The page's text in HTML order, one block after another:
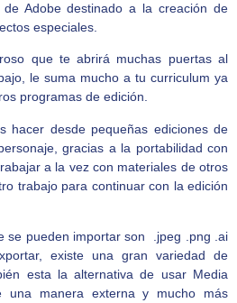
Adobe destinado a la creación de
especiales.
que te abrirá muchas puertas al
le suma mucho a tu curriculum ya
programas de edición.
hacer desde pequeñas ediciones de
gracias a la portabilidad con
a la vez con materiales de otros
trabajo para continuar con la edición
se pueden importar son .jpeg .png .ai
existe una gran variedad de
esta la alternativa de usar Media
una manera externa y mucho más